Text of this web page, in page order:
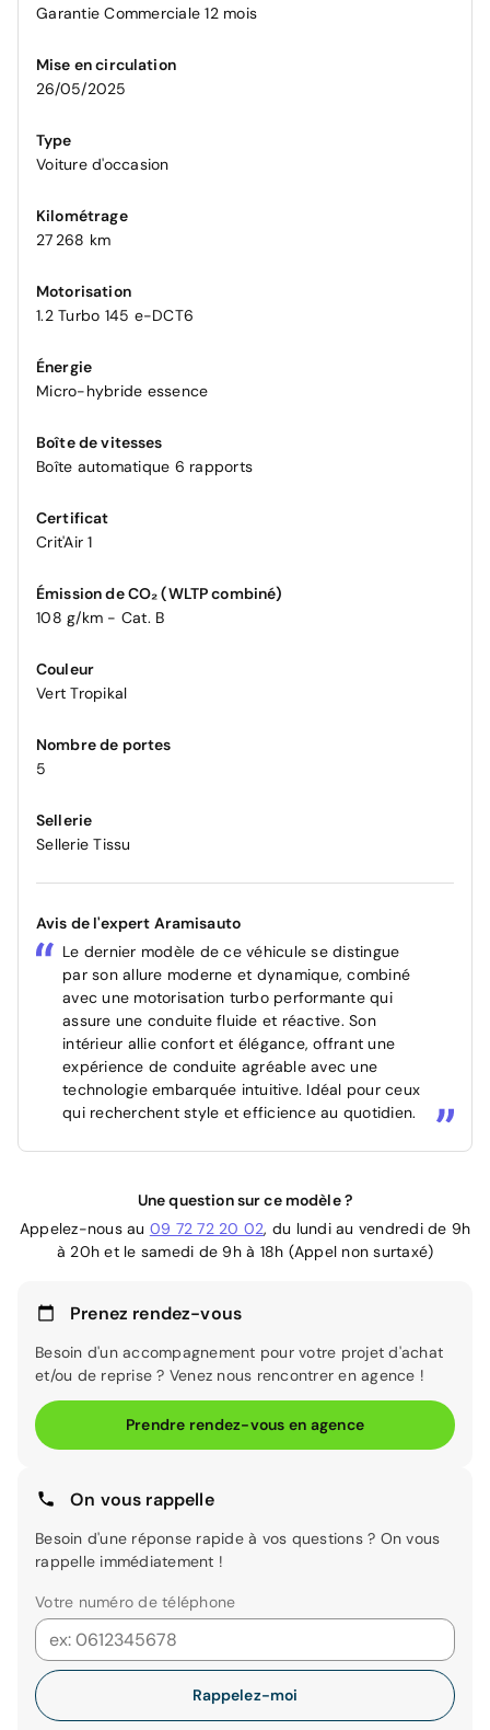
Garantie Commerciale 12 mois
Mise en circulation
26/05/2025
Type
Voiture d'occasion
Kilométrage
27 268 km
Motorisation
1.2 Turbo 145 e-DCT6
Énergie
Micro-hybride essence
Boîte de vitesses
Boîte automatique 6 rapports
Certificat
Crit'Air 1
Émission de CO₂ (WLTP combiné)
108 g/km - Cat. B
Couleur
Vert Tropikal
Nombre de portes
5
Sellerie
Sellerie Tissu
Avis de l'expert Aramisauto
Le dernier modèle de ce véhicule se distingue
par son allure moderne et dynamique, combiné
avec une motorisation turbo performante qui
assure une conduite fluide et réactive. Son
intérieur allie confort et élégance, offrant une
expérience de conduite agréable avec une
technologie embarquée intuitive. Idéal pour ceux
qui recherchent style et efficience au quotidien.
Une question sur ce modèle ?
Appelez-nous au 09 72 72 20 02, du lundi au vendredi de 9h
à 20h et le samedi de 9h à 18h (Appel non surtaxé)
Prenez rendez-vous
Besoin d'un accompagnement pour votre projet d'achat
et/ou de reprise ? Venez nous rencontrer en agence !
Prendre rendez-vous en agence
On vous rappelle
Besoin d'une réponse rapide à vos questions ? On vous
rappelle immédiatement !
Votre numéro de téléphone
Rappelez-moi